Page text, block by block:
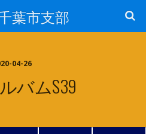
葉市支部
04-26
バムS39